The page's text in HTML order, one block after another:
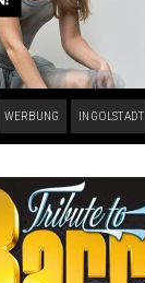
WERBUNG INGOLSTADT